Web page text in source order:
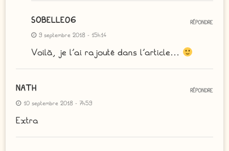
SOBELLE06
9 septembre 2018 - 15h14
Voilà, je l’ai rajouté dans l’article…
RÉPONDRE
NATH
10 septembre 2018 - 7h59
Extra
RÉPONDRE